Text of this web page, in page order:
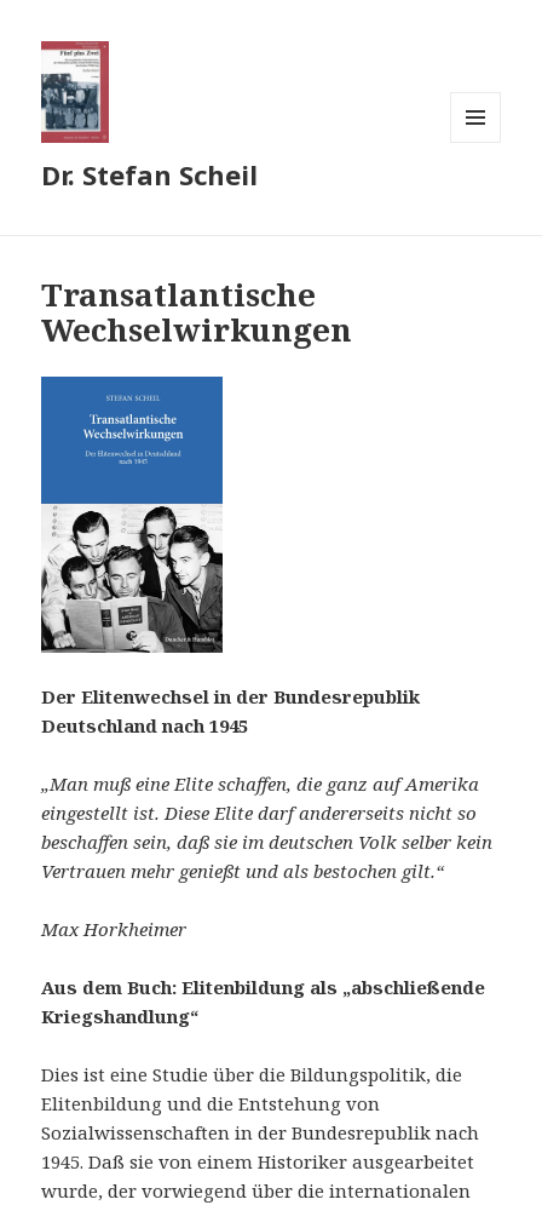
Dr. Stefan Scheil
Transatlantische
Wechselwirkungen
Der Elitenwechsel in der Bundesrepublik
Deutschland nach 1945
„Man muß eine Elite schaffen, die ganz auf Amerika
eingestellt ist. Diese Elite darf andererseits nicht so
beschaffen sein, daß sie im deutschen Volk selber kein
Vertrauen mehr genießt und als bestochen gilt.“
Max Horkheimer
Aus dem Buch: Elitenbildung als „abschließende
Kriegshandlung“
Dies ist eine Studie über die Bildungspolitik, die
Elitenbildung und die Entstehung von
Sozialwissenschaften in der Bundesrepublik nach
1945. Daß sie von einem Historiker ausgearbeitet
wurde, der vorwiegend über die internationalen